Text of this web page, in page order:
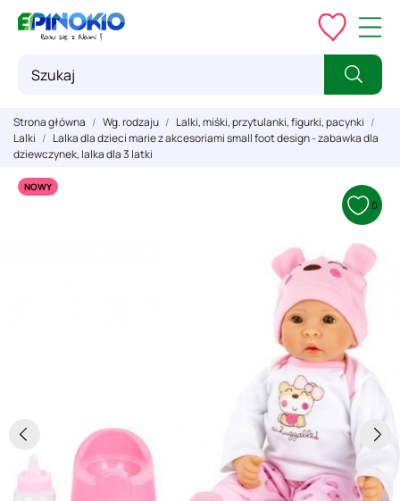
Strona główna Wg. rodzaju
Lalki, miśki, przytulanki, figurki, pacynki
Lalki
Lalka dla dzieci marie z akcesoriami small foot design - zabawka dla
dziewczynek, lalka dla 3 latki
NOWY
0